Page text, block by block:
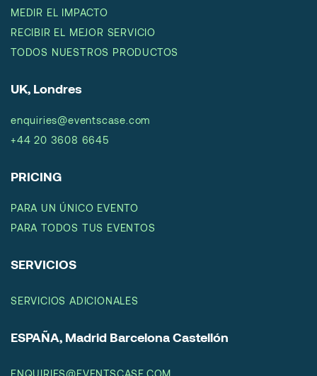
MEDIR EL IMPACTO
RECIBIR EL MEJOR SERVICIO
TODOS NUESTROS PRODUCTOS
UK, Londres
enquiries@eventscase.com
+44 20 3608 6645
PRICING
PARA UN ÚNICO EVENTO
PARA TODOS TUS EVENTOS
SERVICIOS
SERVICIOS ADICIONALES
ESPAÑA, Madrid Barcelona Castellón